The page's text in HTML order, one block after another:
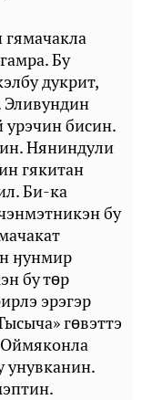
гямачакла
Бу
дукрит,
Эливундин
урэчин бисин.
Няниндули
гякитан
Би-ка
бу
ӈунмир
бу тɵр
эрэгэр
гɵвэттэ
Оймяконла
унувканин.